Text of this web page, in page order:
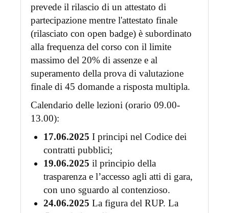
prevede il rilascio di un attestato di
partecipazione mentre l'attestato finale
(rilasciato con open badge) è subordinato
alla frequenza del corso con il limite
massimo del 20% di assenze e al
superamento della prova di valutazione
finale di 45 domande a risposta multipla.
Calendario delle lezioni (orario 09.00-
13.00):
17.06.2025 I principi nel Codice dei
contratti pubblici;
19.06.2025 il principio della
trasparenza e l’accesso agli atti di gara,
con uno sguardo al contenzioso.
24.06.2025 La figura del RUP. La